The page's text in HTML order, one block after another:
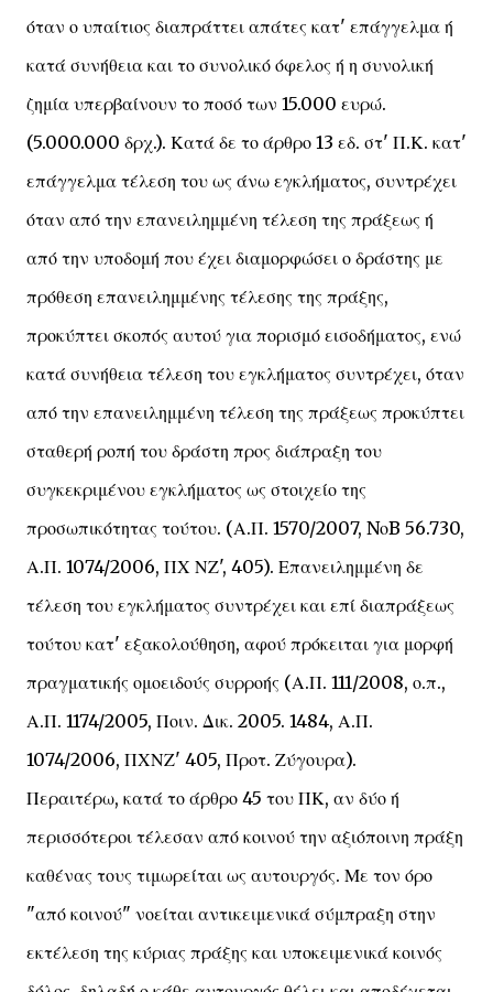
όταν ο υπαίτιος διαπράττει απάτες κατ' επάγγελμα ή
κατά συνήθεια και το συνολικό όφελος ή η συνολική
ζημία υπερβαίνουν το ποσό των 15.000 ευρώ.
(5.000.000 δρχ.). Κατά δε το άρθρο 13 εδ. στ' Π.Κ. κατ'
επάγγελμα τέλεση του ως άνω εγκλήματος, συντρέχει
όταν από την επανειλημμένη τέλεση της πράξεως ή
από την υποδομή που έχει διαμορφώσει ο δράστης με
πρόθεση επανειλημμένης τέλεσης της πράξης,
προκύπτει σκοπός αυτού για πορισμό εισοδήματος, ενώ
κατά συνήθεια τέλεση του εγκλήματος συντρέχει, όταν
από την επανειλημμένη τέλεση της πράξεως προκύπτει
σταθερή ροπή του δράστη προς διάπραξη του
συγκεκριμένου εγκλήματος ως στοιχείο της
προσωπικότητας τούτου. (Α.Π. 1570/2007, NοB 56.730,
Α.Π. 1074/2006, ΠΧ ΝΖ', 405). Επανειλημμένη δε
τέλεση του εγκλήματος συντρέχει και επί διαπράξεως
τούτου κατ' εξακολούθηση, αφού πρόκειται για μορφή
πραγματικής ομοειδούς συρροής (Α.Π. 111/2008, ο.π.,
Α.Π. 1174/2005, Ποιν. Δικ. 2005. 1484, Α.Π.
1074/2006, ΠΧΝΖ' 405, Προτ. Ζύγουρα).
Περαιτέρω, κατά το άρθρο 45 του ΠΚ, αν δύο ή
περισσότεροι τέλεσαν από κοινού την αξιόποινη πράξη
καθένας τους τιμωρείται ως αυτουργός. Με τον όρο
"από κοινού" νοείται αντικειμενικά σύμπραξη στην
εκτέλεση της κύριας πράξης και υποκειμενικά κοινός